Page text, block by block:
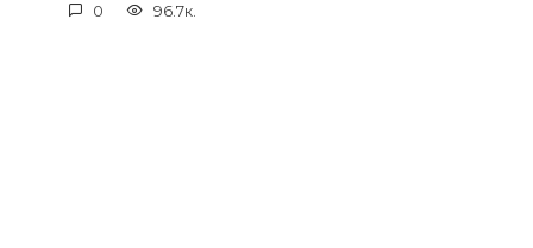
0 96.7к.